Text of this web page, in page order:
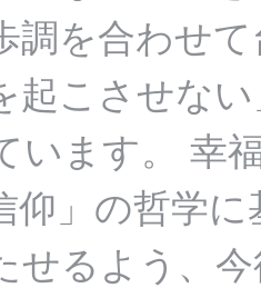
調を合わせ
起こさせな
います。 幸
仰」の哲学
せるよう、